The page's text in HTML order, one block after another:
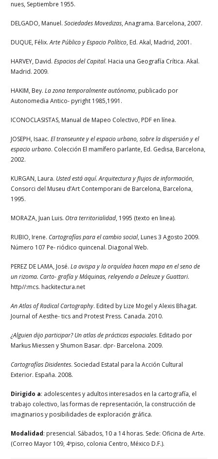
nues, Septiembre 1955.
DELGADO, Manuel.Sociedades Movedizas, Anagrama. Barcelona, 2007.
DUQUE, Félix.Arte Público y Espacio Político, Ed. Akal, Madrid, 2001.
HARVEY, David.Espacios del Capital. Hacia una Geografía Crítica. Akal.
Madrid. 2009.
HAKIM, Bey.La zona temporalmente autónoma, publicado por
Autonomedia Antico- pyright 1985,1991.
ICONOCLASISTAS, Manual de Mapeo Colectivo, PDF en línea.
JOSEPH, Isaac.El transeunte y el espacio urbano, sobre la dispersión y el
espacio urbano. Colección El mamífero parlante, Ed. Gedisa, Barcelona,
2002.
KURGAN, Laura. Usted está aquí. Arquitectura y flujos de información,
Consorci del Museu d’Art Contemporani de Barcelona, Barcelona,
1995.
MORAZA, Juan Luis.Otra territorialidad, 1995 (texto en linea).
RUBIO, Irene. Cartografías para el cambio social, Lunes 3 Agosto 2009.
Número 107 Pe- riódico quincenal. Diagonal Web.
PEREZ DE LAMA, José.La avispa y la orquídea hacen mapa en el seno de
un rizoma. Carto- grafía y Máquinas, releyendo a Deleuze y Guattari.
http//:mcs. hackitectura.net
An Atlas of Radical Cartography. Edited by Lize Mogel y Alexis Bhagat.
Journal of Aesthe- tics and Protest Press. Canada. 2010.
¿Alguien dijo participar?Un atlas de prácticas espaciales. Editado por
Markus Miessen y Shumon Basar. dpr- Barcelona. 2009.
Cartografías Disidentes. Sociedad Estatal para la Acción Cultural
Exterior. España. 2008.
Dirigido a: adolescentes y adultos interesados en la cartografía, el
trabajo colectivo, las formas de representación, la construcción de
imaginarios y posibilidades de exploración gráfica.
Modalidad: presencial. Sábados, 10 a 14 horas. Sede: Oficina de Arte.
(Correo Mayor 109, 4ºpiso, colonia Centro, México D.F.).